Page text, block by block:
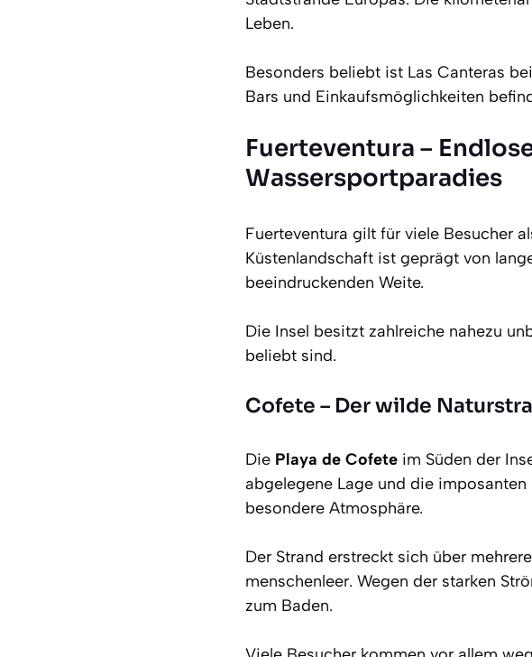
Leben.
Besonders beliebt ist Las Canteras
Bars und Einkaufsmöglichkeiten
Fuerteventura –
Wassersportparadies
Fuerteventura gilt für viele Besucher
Küstenlandschaft ist geprägt von
beeindruckenden Weite.
Die Insel besitzt zahlreiche nahezu
beliebt sind.
Cofete – Der wilde
Die Playa de Cofete im Süden der
abgelegene Lage und die
besondere Atmosphäre.
Der Strand erstreckt sich über
menschenleer. Wegen der starken
zum Baden.